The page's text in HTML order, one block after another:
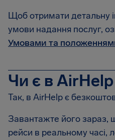
Щоб отримати детальну
умови надання послуг,
Умовами та
Чи є в
Так, в AirHelp є
Завантажте його зараз,
рейси в реальному часі,